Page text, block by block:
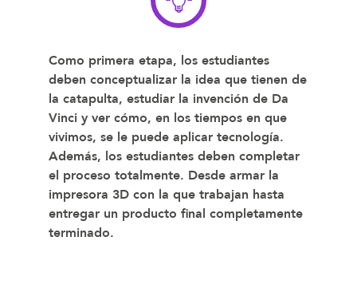
Como primera etapa, los estudiantes
deben conceptualizar la idea que tienen de
la catapulta, estudiar la invención de Da
Vinci y ver cómo, en los tiempos en que
vivimos, se le puede aplicar tecnología.
Además, los estudiantes deben completar
el proceso totalmente. Desde armar la
impresora 3D con la que trabajan hasta
entregar un producto final completamente
terminado.